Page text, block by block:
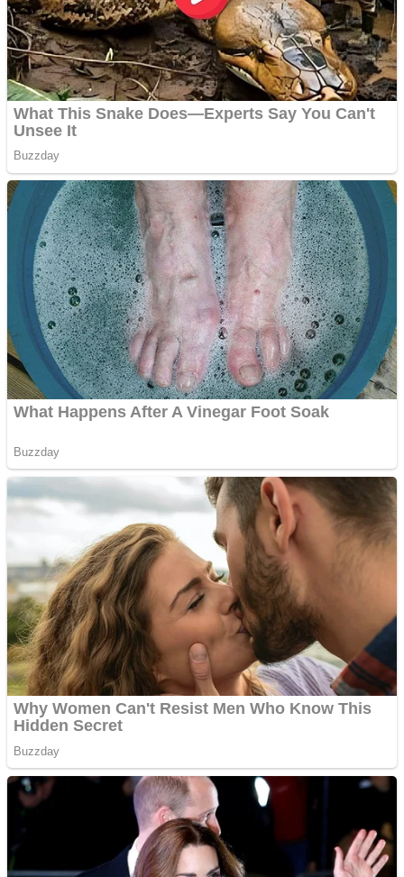
Creez aplicatie
ANDROID pentru siteul
tau
Creez aplicatie
ANDROID pentru siteul
tau
Anuntul tau apare in mai
multe ziare online
Apartamente 2 camere
Aplică acum pentru toate
tipurile de împrumuturi
și obține bani urgent!
Curatare canapele
Bucuresti. Curatare
profesionala
Website de tip Adsense cu
domeniu adzeige.ro